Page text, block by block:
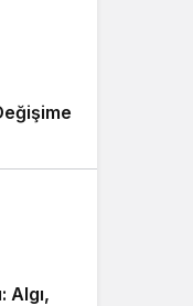
Algı,